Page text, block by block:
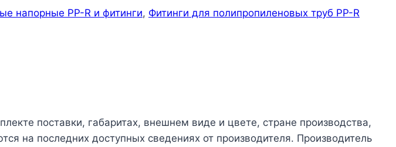
напорные PP-R и фитинги, Фитинги для полипропиленовых труб PP-R
поставки, габаритах, внешнем виде и цвете, стране производства,
на последних доступных сведениях от производителя. Производитель